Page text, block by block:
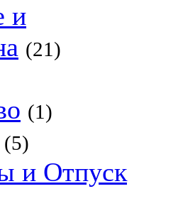
и
(21)
(1)
(5)
и Отпуск